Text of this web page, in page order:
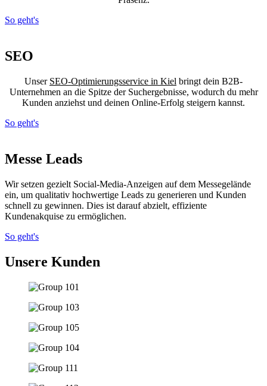
So geht's
SEO
Unser SEO-Optimierungsservice in Kiel bringt dein B2B-
Unternehmen an die Spitze der Suchergebnisse, wodurch du mehr
Kunden anziehst und deinen Online-Erfolg steigern kannst.
So geht's
Messe Leads
Wir setzen gezielt Social-Media-Anzeigen auf dem Messegelände
ein, um qualitativ hochwertige Leads zu generieren und Kunden
schnell zu gewinnen. Dies ist darauf abzielt, effiziente
Kundenakquise zu ermöglichen.
So geht's
Unsere Kunden